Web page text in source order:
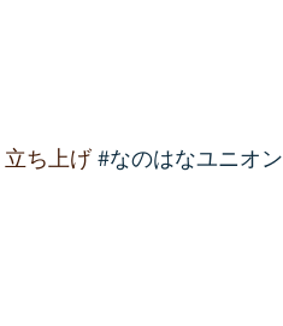
立ち上げ #なのはなユニオン